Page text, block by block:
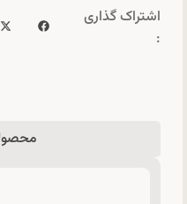
اشتراک گذاری
: